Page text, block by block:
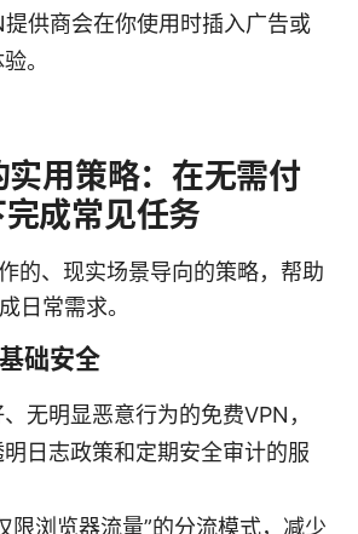
供商会在你使用时插入广告或
。
用策略：在无需付
成常见任务
的、现实场景导向的策略，帮助
日常需求。
础安全
无明显恶意行为的免费VPN，
日志政策和定期安全审计的服
限浏览器流量”的分流模式，减少